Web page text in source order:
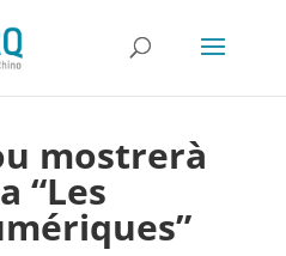
mostrerà
“Les